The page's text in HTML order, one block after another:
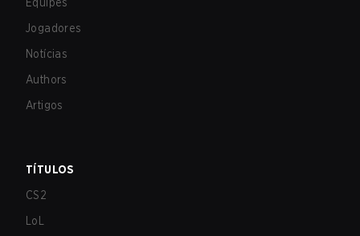
Jogadores
Notícias
Authors
Artigos
TÍTULOS
CS2
LoL